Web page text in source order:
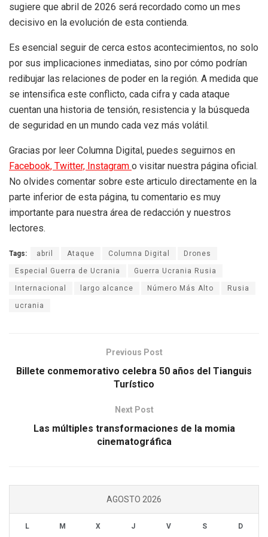
sugiere que abril de 2026 será recordado como un mes
decisivo en la evolución de esta contienda.
Es esencial seguir de cerca estos acontecimientos, no solo
por sus implicaciones inmediatas, sino por cómo podrían
redibujar las relaciones de poder en la región. A medida que
se intensifica este conflicto, cada cifra y cada ataque
cuentan una historia de tensión, resistencia y la búsqueda
de seguridad en un mundo cada vez más volátil.
Gracias por leer Columna Digital, puedes seguirnos en
Facebook, Twitter, Instagram o visitar nuestra página oficial.
No olvides comentar sobre este articulo directamente en la
parte inferior de esta página, tu comentario es muy
importante para nuestra área de redacción y nuestros
lectores.
Tags: abril Ataque Columna Digital Drones
Especial Guerra de Ucrania Guerra Ucrania Rusia
Internacional largo alcance Número Más Alto Rusia
ucrania
Previous Post
Billete conmemorativo celebra 50 años del Tianguis
Turístico
Next Post
Las múltiples transformaciones de la momia
cinematográfica
AGOSTO 2026
L M X J V S D